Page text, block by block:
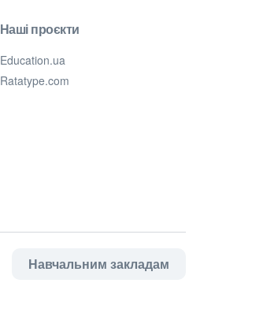
Наші проєкти
Education.ua
Ratatype.com
Навчальним закладам